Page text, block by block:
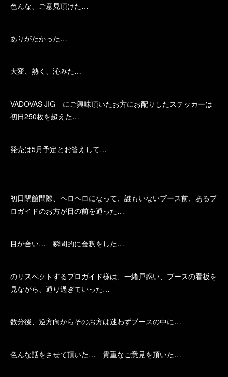
色んな、ご意見頂けた…
ありがたかった…
大変、熱く、沁みた…
VADOVAS JIG にご興味頂いたお方にお配りしたステッカーは
初日250枚を超えた…
発売は5月予定とお答えして…
初日閉館間際、ヘロヘロになって、誰もいないブース前、あるプ
ロガイドのお方が目の前を通った…
目が合い… 瞬間的に会釈をした…
のリスペクトするプロガイド様は、一緒戸惑い、ブースの看板を
見ながら、通り過ぎていった…
数分後、逆方向からそのお方は迷わずブースの中に…
色んな話をさせて頂いた… 貴重なご意見を頂いた…